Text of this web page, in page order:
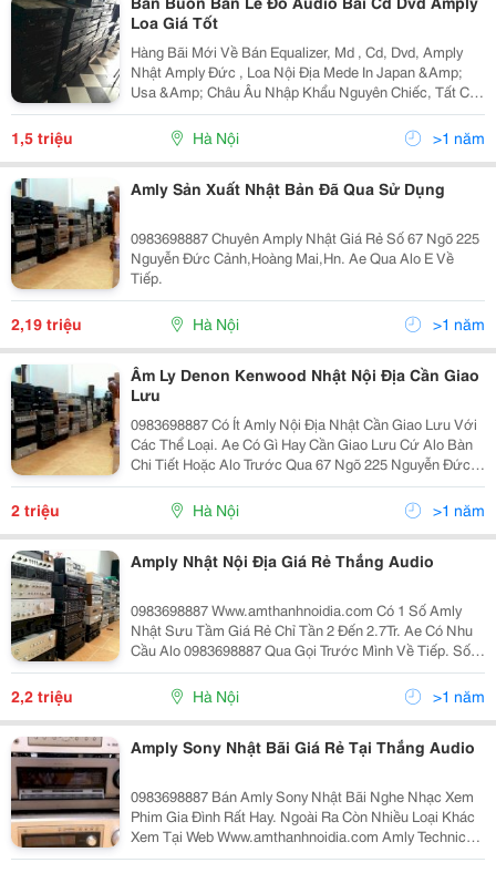
Loa Giá Tốt
Hàng Bãi Mới Về Bán Equalizer, Md , Cd, Dvd, Amply
Nhật Amply Đức , Loa Nội Địa Mede In Japan &Amp;
Usa &Amp; Châu Âu Nhập Khẩu Nguyên Chiếc, Tất Cả
Đồ Audio Cửa Hàng Bán Ra Sử Dụng Hoàn Hảo, Có Giá
Tốt Cho Anh Em Lấy Số Lượng. Liên Hệ Tuân Địa Chỉ 3
1,5 triệu Hà Nội >1 năm
Amly Sản Xuất Nhật Bản Đã Qua Sử Dụng
0983698887 Chuyên Amply Nhật Giá Rẻ Số 67 Ngõ 225
Nguyễn Đức Cảnh,Hoàng Mai,Hn. Ae Qua Alo E Về
Tiếp.
2,19 triệu Hà Nội >1 năm
Âm Ly Denon Kenwood Nhật Nội Địa Cần Giao
Lưu
0983698887 Có Ít Amly Nội Địa Nhật Cần Giao Lưu Với
Các Thể Loại. Ae Có Gì Hay Cần Giao Lưu Cứ Alo Bàn
Chi Tiết Hoặc Alo Trước Qua 67 Ngõ 225 Nguyễn Đức
Cảnh 0983698887 Amply Diatone 450,Bán Amly Nhật
Diatone
2 triệu Hà Nội >1 năm
Amply Nhật Nội Địa Giá Rẻ Thắng Audio
0983698887 Www.amthanhnoidia.com Có 1 Số Amly
Nhật Sưu Tầm Giá Rẻ Chỉ Tần 2 Đến 2.7Tr. Ae Có Nhu
Cầu Alo 0983698887 Qua Gọi Trước Mình Về Tiếp. Số
67 Ngõ 225 Phố Nguyễn Đức Cảnh ( Vuông Góc Với Phố
Trương Định ) Quận Hoàng Mai - Hà Nội
2,2 triệu Hà Nội >1 năm
Amply Sony Nhật Bãi Giá Rẻ Tại Thắng Audio
0983698887 Bán Amly Sony Nhật Bãi Nghe Nhạc Xem
Phim Gia Đình Rất Hay. Ngoài Ra Còn Nhiều Loại Khác
Xem Tại Web Www.amthanhnoidia.com Amly Technics
Su4100,Bán Amly Technics4100 Phay Nhôm Nhật Bãi